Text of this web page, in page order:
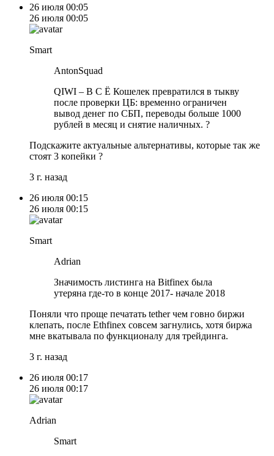
26 июля 00:05
26 июля 00:05
Smart
AntonSquad
QIWI – В С Ё Кошелек превратился в тыкву
после проверки ЦБ: временно ограничен
вывод денег по СБП, переводы больше 1000
рублей в месяц и снятие наличных. ?
Подскажите актуальные альтернативы, которые так же
стоят 3 копейки ?
3 г. назад
26 июля 00:15
26 июля 00:15
Smart
Adrian
Значимость листинга на Bitfinex была
утеряна где-то в конце 2017- начале 2018
Поняли что проще печатать tether чем говно биржи
клепать, после Ethfinex совсем загнулись, хотя биржа
мне вкатывала по функционалу для трейдинга.
3 г. назад
26 июля 00:17
26 июля 00:17
Adrian
Smart